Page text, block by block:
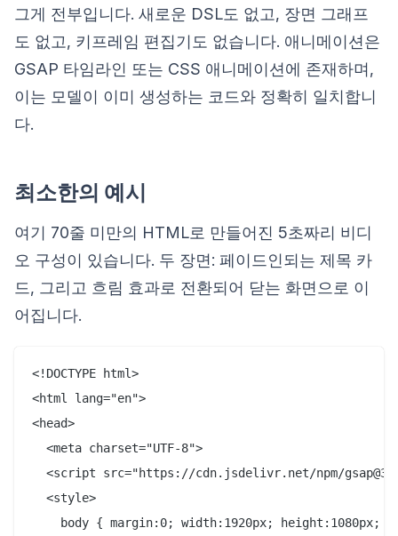
그게 전부입니다. 새로운 DSL도 없고, 장면 그래프
도 없고, 키프레임 편집기도 없습니다. 애니메이션은
GSAP 타임라인 또는 CSS 애니메이션에 존재하며,
이는 모델이 이미 생성하는 코드와 정확히 일치합니
다.
최소한의 예시
여기 70줄 미만의 HTML로 만들어진 5초짜리 비디
오 구성이 있습니다. 두 장면: 페이드인되는 제목 카
드, 그리고 흐림 효과로 전환되어 닫는 화면으로 이
어집니다.
<!DOCTYPE html>
<html lang="en">
<head>
  <meta charset="UTF-8">
<script src="https://cdn.jsdelivr.net/npm/
  <style>
body { margin:0; width:1920px; height:1080px;